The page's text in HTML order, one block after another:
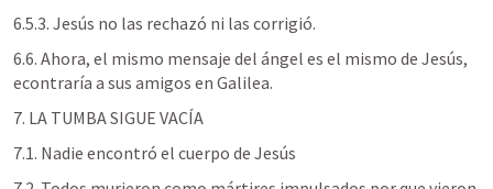
6.5.3. Jesús no las rechazó ni las corrigió.
6.6. Ahora, el mismo mensaje del ángel es el mismo de Jesús,
econtraría a sus amigos en Galilea.
7. LA TUMBA SIGUE VACÍA
7.1. Nadie encontró el cuerpo de Jesús